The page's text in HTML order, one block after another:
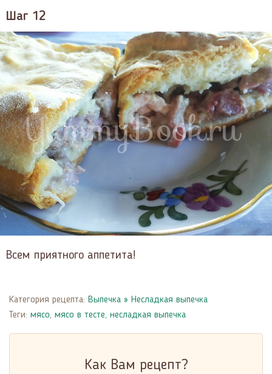
Шаг 12
Всем приятного аппетита!
Категория рецепта: Выпечка » Несладкая выпечка
Теги: мясо, мясо в тесте, несладкая выпечка
Как Вам рецепт?